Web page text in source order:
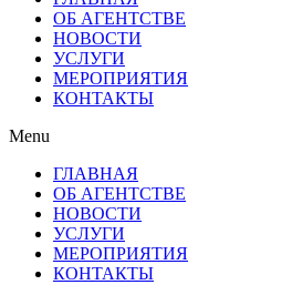
ОБ АГЕНТСТВЕ
НОВОСТИ
УСЛУГИ
МЕРОПРИЯТИЯ
КОНТАКТЫ
Menu
ГЛАВНАЯ
ОБ АГЕНТСТВЕ
НОВОСТИ
УСЛУГИ
МЕРОПРИЯТИЯ
КОНТАКТЫ